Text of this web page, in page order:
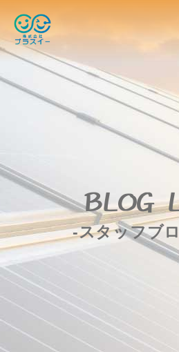
BLOG
-スタッフブ